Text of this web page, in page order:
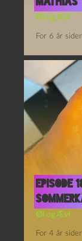
Øl og Ævl
For 6 år siden
Episode
Øl og Ævl
For 4 år siden